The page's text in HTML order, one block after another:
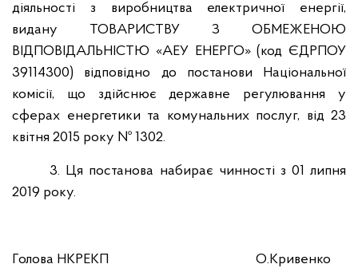
діяльності з виробництва електричної енергії,
видану ТОВАРИСТВУ З ОБМЕЖЕНОЮ
ВІДПОВІДАЛЬНІСТЮ «АЕУ ЕНЕРГО» (код ЄДРПОУ
39114300) відповідно до постанови Національної
комісії, що здійснює державне регулювання у
сферах енергетики та комунальних послуг, від 23
квітня 2015 року № 1302.
3. Ця постанова набирає чинності з 01 липня
2019 року.
Голова НКРЕКП О.Кривенко